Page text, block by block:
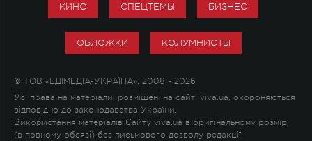
КИНО СПЕЦТЕМЫ БИЗНЕС
ОБЛОЖКИ КОЛУМНИСТЫ
© ТОВ «ЕДІМЕДІА-УКРАЇНА», 2008 - 2026
Усі права на матеріали, розміщені на сайті viva.ua, охороняються
відповідно до законодавства України.
Використання матеріалів Сайту viva.ua в оригінальному розмірі
(в повному обсязі) без письмового дозволу редакції